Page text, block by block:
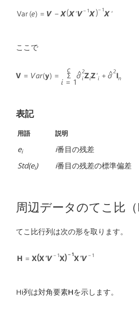
ここで
表記
用語 説明
ei i番目の残差
Std(ei) i番目の残差の標準偏差
周辺データのてこ比（
てこ比行列は次の形を取ります。
Hi列は対角要素Hを示します。